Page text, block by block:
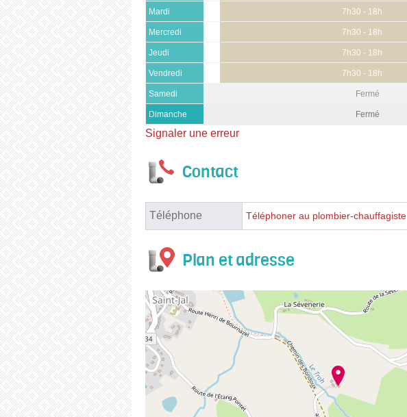
Mardi 7h30 - 18h
Mercredi 7h30 - 18h
Jeudi 7h30 - 18h
Vendredi 7h30 - 18h
Samedi Fermé
Dimanche Fermé
Signaler une erreur
Contact
Téléphone Téléphoner au plombier-chauffagiste
Plan et adresse